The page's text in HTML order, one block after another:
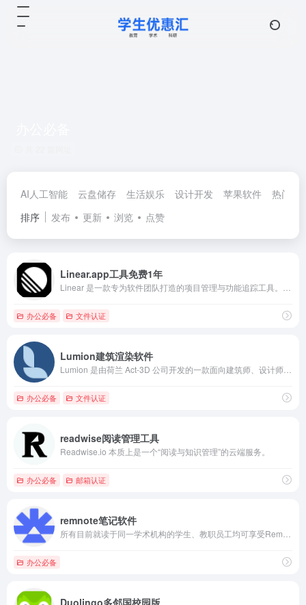
AI人工智能 云盘储存 生活娱乐 设计开发 苹果软件
热门优
排序
发布 更新 浏览 点赞
Linear.app工具免费1年
办公必备 文件认证
Lumion建筑渲染软件
办公必备 文件认证
readwise阅读管理工具
Readwise.io 本质上是一个“阅读与知识管理”的云端服务。
办公必备 邮箱认证
remnote笔记软件
办公必备
Duolingo多邻国校园版